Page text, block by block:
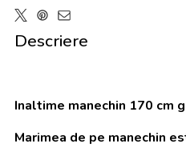
Descriere
Inaltime manechin 170 cm
Marimea de pe manechin